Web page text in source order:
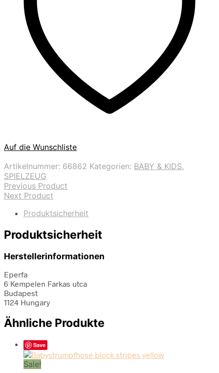
Auf die Wunschliste
Artikelnummer: 66862 Kategorien: BABY & KIDS,
SPIELZEUG
Previous Product
Next Product
Produktsicherheit
Produktsicherheit
Herstellerinformationen
Eperfa
6 Kempelen Farkas utca
Budapest
1124 Hungary
Ähnliche Produkte
Save
Sale!